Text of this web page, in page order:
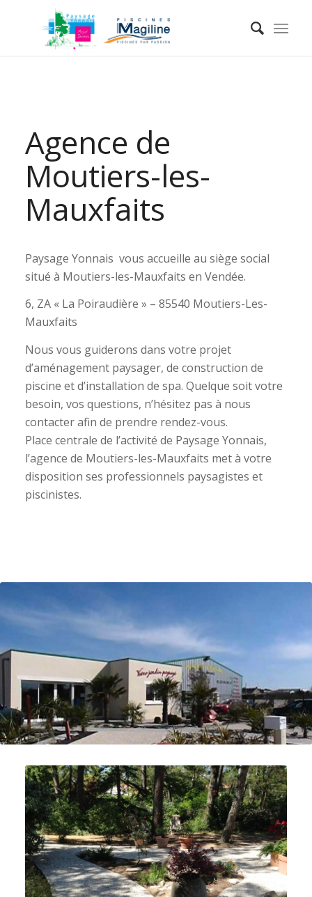
Agence de
Moutiers-les-
Mauxfaits
Paysage Yonnais vous accueille au siège social
situé à Moutiers-les-Mauxfaits en Vendée.
6, ZA « La Poiraudière » – 85540 Moutiers-Les-
Mauxfaits
Nous vous guiderons dans votre projet
d’aménagement paysager, de construction de
piscine et d’installation de spa. Quelque soit votre
besoin, vos questions, n’hésitez pas à nous
contacter afin de prendre rendez-vous.
Place centrale de l’activité de Paysage Yonnais,
l’agence de Moutiers-les-Mauxfaits met à votre
disposition ses professionnels paysagistes et
piscinistes.